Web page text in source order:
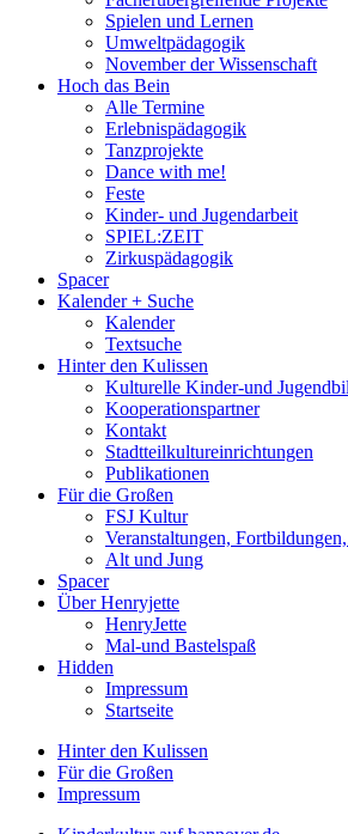
Spielen und Lernen
Umweltpädagogik
November der Wissenschaft
Hoch das Bein
Alle Termine
Erlebnispädagogik
Tanzprojekte
Dance with me!
Feste
Kinder- und Jugendarbeit
SPIEL:ZEIT
Zirkuspädagogik
Spacer
Kalender + Suche
Kalender
Textsuche
Hinter den Kulissen
Kulturelle Kinder-und
Kooperationspartner
Kontakt
Stadtteilkultureinrichtungen
Publikationen
Für die Großen
FSJ Kultur
Veranstaltungen,
Alt und Jung
Spacer
Über Henryjette
HenryJette
Mal-und Bastelspaß
Hidden
Impressum
Startseite
Hinter den Kulissen
Für die Großen
Impressum